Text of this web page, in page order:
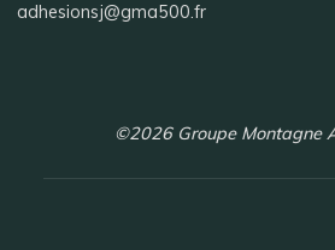
adhesionsj@gma500.fr
©2026 Groupe Montagne